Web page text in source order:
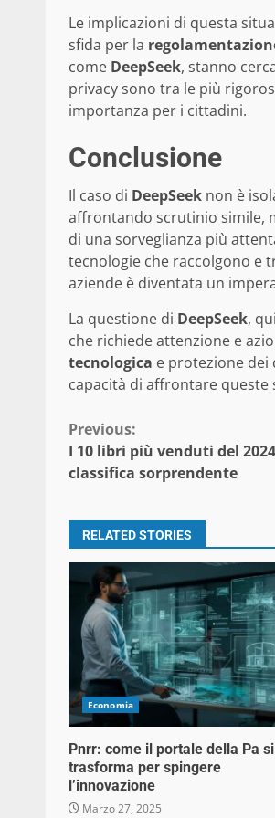
Le implicazioni di questa
sfida per la
come DeepSeek, stanno
privacy sono tra le più
importanza per i cittadini.
Conclusione
Il caso di DeepSeek non è
affrontando scrutinio simile,
di una sorveglianza più
tecnologie che raccolgono e
aziende è diventata un
La questione di DeepSeek,
che richiede attenzione e
tecnologica e protezione dei
capacità di affrontare
Continue
Reading
Previous:
I 10 libri più venduti del
classifica sorprendente
RELATED STORIES
Economia
Pnrr: come il portale della Pa si
trasforma per spingere
l’innovazione
Marzo 27, 2025